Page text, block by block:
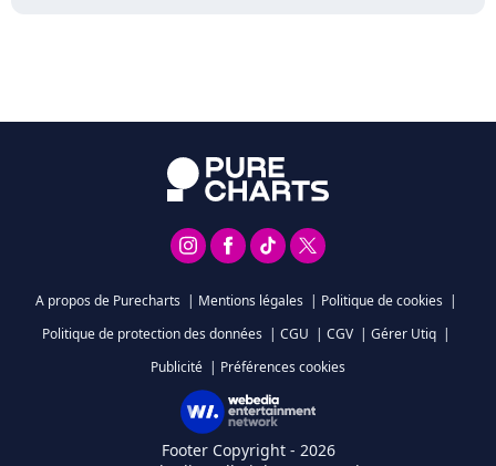
A propos de Purecharts | Mentions légales | Politique de cookies |
Politique de protection des données | CGU | CGV | Gérer Utiq |
Publicité | Préférences cookies
Footer Copyright - 2026